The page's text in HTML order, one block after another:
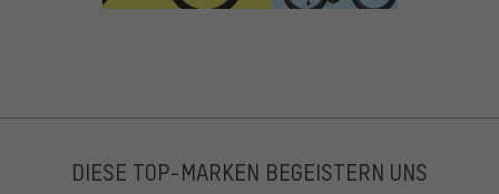
DIESE TOP-MARKEN BEGEISTERN UNS